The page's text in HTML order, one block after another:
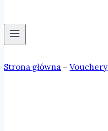
Strona główna – Vouchery